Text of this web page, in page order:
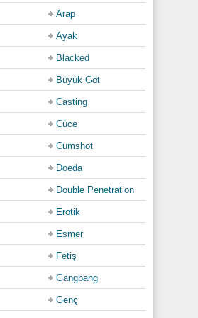
bedenler gevşedi ama
sönmemişti. O gece sadece bir
teslimiyet yaşanmıştı; Angela
hem de acımasız bir
,Cumshot,
Arap
Ayak
Blacked
Büyük Göt
Casting
Cüce
Cumshot
Doeda
Double Penetration
Erotik
Esmer
Fetiş
Gangbang
Genç